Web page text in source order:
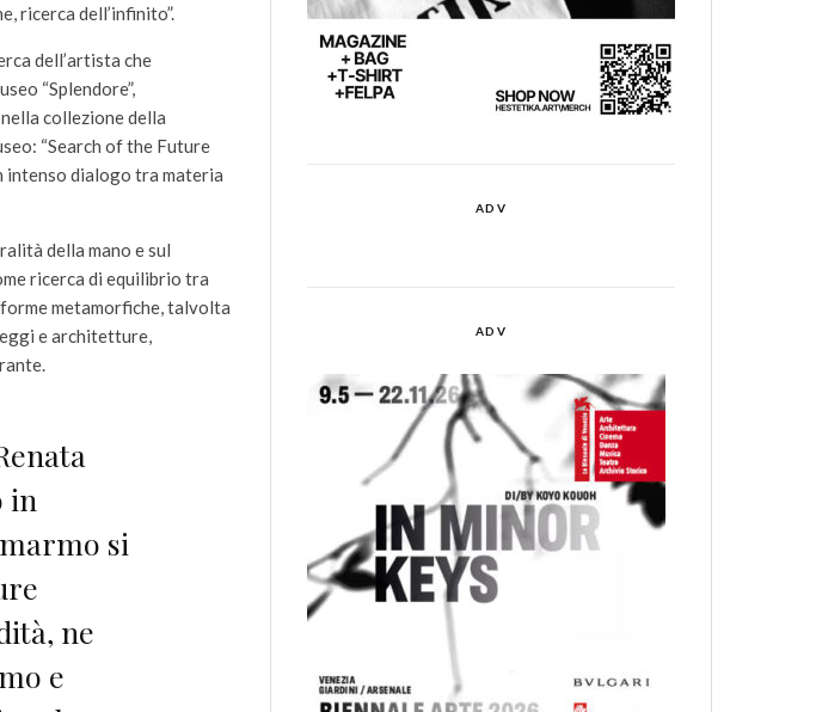
ricerca dell’infinito”.
dell’artista che
“Splendore”,
collezione della
“Search of the Future
intenso dialogo tra materia
della mano e sul
ricerca di equilibrio tra
metamorfiche, talvolta
e architetture,
in
si
ne
e
ADV
ADV